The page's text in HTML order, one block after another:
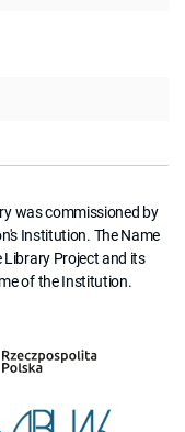
was commissioned by
Institution. The Name
Project and its
of the Institution.